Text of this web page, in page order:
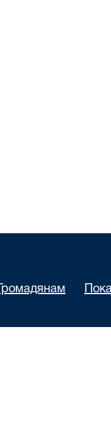
Громадянам